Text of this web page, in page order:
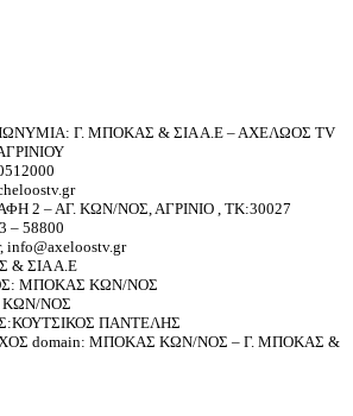
Γ. ΜΠΟΚΑΣ & ΣΙΑ Α.Ε – ΑΧΕΛΩΟΣ TV
2 – ΑΓ. ΚΩΝ/ΝΟΣ, ΑΓΡΙΝΙΟ , ΤΚ:30027
– 58800
info@axeloostv.gr
& ΣΙΑ Α.Ε
ΜΠΟΚΑΣ ΚΩΝ/ΝΟΣ
ΚΩΝ/ΝΟΣ
ΠΑΝΤΕΛΗΣ
domain: ΜΠΟΚΑΣ ΚΩΝ/ΝΟΣ – Γ. ΜΠΟΚΑΣ &